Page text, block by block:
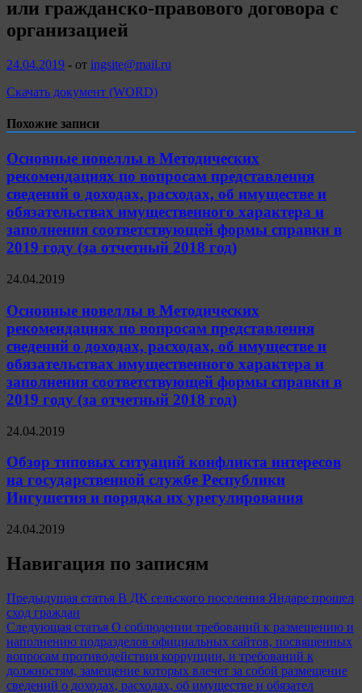
или гражданско-правового договора с
организацией
24.04.2019 - от ingsite@mail.ru
Скачать документ (WORD)
Похожие записи
Основные новеллы в Методических
рекомендациях по вопросам представления
сведений о доходах, расходах, об имуществе и
обязательствах имущественного характера и
заполнения соответствующей формы справки в
2019 году (за отчетный 2018 год)
24.04.2019
Основные новеллы в Методических
рекомендациях по вопросам представления
сведений о доходах, расходах, об имуществе и
обязательствах имущественного характера и
заполнения соответствующей формы справки в
2019 году (за отчетный 2018 год)
24.04.2019
Обзор типовых ситуаций конфликта интересов
на государственной службе Республики
Ингушетия и порядка их урегулирования
24.04.2019
Навигация по записям
Предыдущая статья В ДК сельского поселения Яндаре прошел
сход граждан
Следующая статья О соблюдении требований к размещению и
наполнению подразделов официальных сайтов, посвященных
вопросам противодействия коррупции, и требований к
должностям, замещение которых влечет за собой размещение
сведений о доходах, расходах, об имуществе и обязател